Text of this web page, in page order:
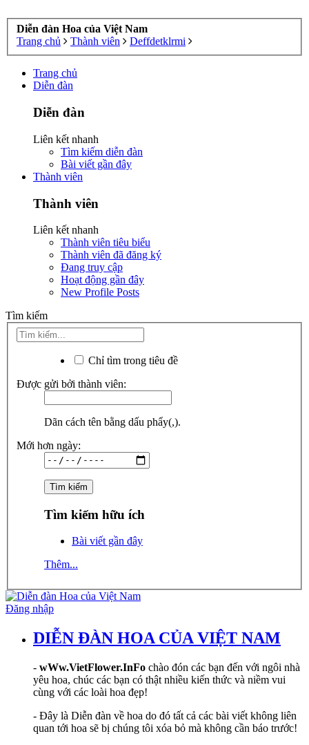
Diễn đàn Hoa của Việt Nam
Trang chủ
Thành viên Deffdetklrmi
Trang chủ
Diễn đàn
Diễn đàn
Liên kết nhanh
Tìm kiếm diễn đàn
Bài viết gần đây
Thành viên
Thành viên
Liên kết nhanh
Thành viên tiêu biểu
Thành viên đã đăng ký
Đang truy cập
Hoạt động gần đây
New Profile Posts
Tìm kiếm
Chỉ tìm trong tiêu đề
Được gửi bởi thành viên:
Dãn cách tên bằng dấu phẩy(,).
Mới hơn ngày:
Tìm kiếm hữu ích
Bài viết gần đây
Thêm...
Đăng nhập
DIỄN ĐÀN HOA CỦA VIỆT NAM
- wWw.VietFlower.InFo chào đón các bạn đến với ngôi nhà
yêu hoa, chúc các bạn có thật nhiều kiến thức và niềm vui
cùng với các loài hoa đẹp!
- Đây là Diễn đàn về hoa do đó tất cả các bài viết không liên
quan tới hoa sẽ bị chúng tôi xóa bỏ mà không cần báo trước!